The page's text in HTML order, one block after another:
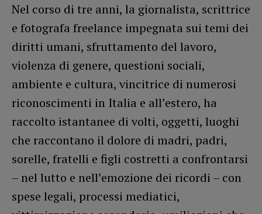
Nel corso di tre anni, la giornalista, scrittrice
e fotografa freelance impegnata sui temi dei
diritti umani, sfruttamento del lavoro,
violenza di genere, questioni sociali,
ambiente e cultura, vincitrice di numerosi
riconoscimenti in Italia e all’estero, ha
raccolto istantanee di volti, oggetti, luoghi
che raccontano il dolore di madri, padri,
sorelle, fratelli e figli costretti a confrontarsi
– nel lutto e nell’emozione dei ricordi – con
spese legali, processi mediatici,